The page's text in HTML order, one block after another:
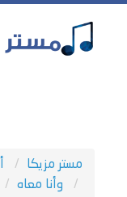
مستر مزيكا
وأنا معاه